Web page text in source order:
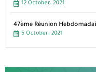
12 October، 2021
47ème Réunion
5 October، 2021